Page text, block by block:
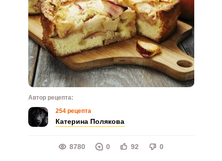
Автор рецепта:
254 рецепта
Катерина Полякова
8780 0 92 0